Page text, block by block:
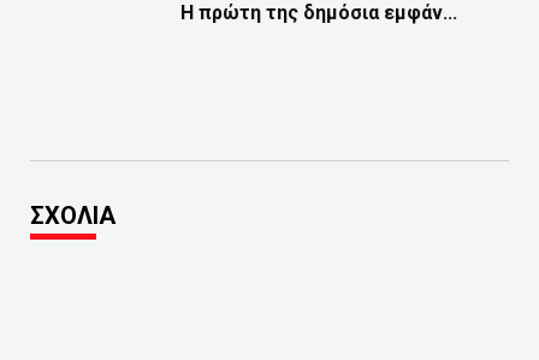
Η πρώτη της δημόσια εμφάν...
ΣΧΟΛΙΑ